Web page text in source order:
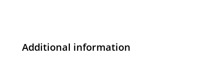
Additional information